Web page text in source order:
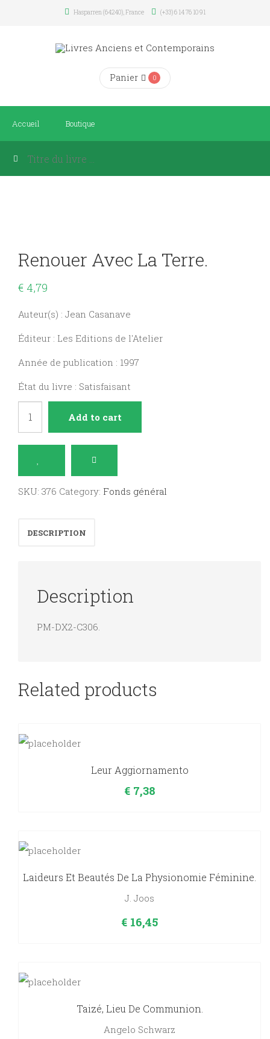
Hasparren (64240), France (+33) 6 14 76 10 91
Panier 0
Accueil Boutique
Renouer Avec La Terre.
€ 4,79
Auteur(s) : Jean Casanave
Éditeur : Les Editions de l'Atelier
Année de publication : 1997
État du livre : Satisfaisant
la
terre.
Add to cart
SKU: 376 Category: Fonds général
DESCRIPTION
Description
PM-DX2-C306.
Related products
Leur Aggiornamento
€7,38
Laideurs Et Beautés De La Physionomie Féminine.
J. Joos
€ 16,45
Taizé, Lieu De Communion.
Angelo Schwarz